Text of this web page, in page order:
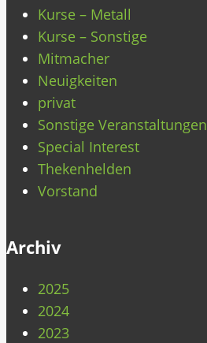
Kurse – Metall
Kurse – Sonstige
Mitmacher
Neuigkeiten
privat
Sonstige Veranstaltungen
Special Interest
Thekenhelden
Vorstand
Archiv
2025
2024
2023